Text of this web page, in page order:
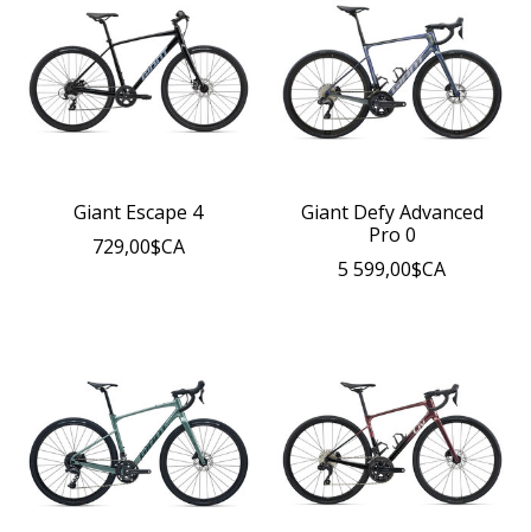
Giant Escape 4
729,00$CA
Giant Defy Advanced
Pro 0
5 599,00$CA